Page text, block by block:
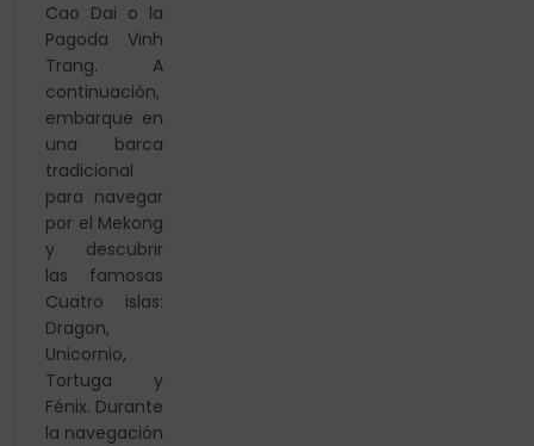
Cao Dai o la
Pagoda Vinh
Trang. A
continuación,
embarque en
una barca
tradicional
para navegar
por el Mekong
y descubrir
las famosas
Cuatro islas:
Dragon,
Unicornio,
Tortuga y
Fénix. Durante
la navegación